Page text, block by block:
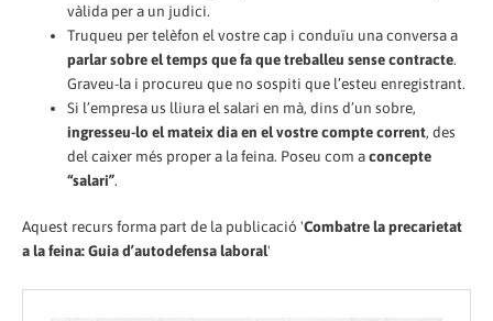
vàlida per a un judici.
Truqueu per telèfon el vostre cap i conduïu una conversa a
parlar sobre el temps que fa que treballeu sense contracte.
Graveu-la i procureu que no sospiti que l’esteu enregistrant.
Si l’empresa us lliura el salari en mà, dins d’un sobre,
ingresseu-lo el mateix dia en el vostre compte corrent, des
del caixer més proper a la feina. Poseu com aconcepte
“salari”.
Aquest recurs forma part de la publicació 'Combatre la precarietat
a la feina: Guia d’autodefensa laboral'